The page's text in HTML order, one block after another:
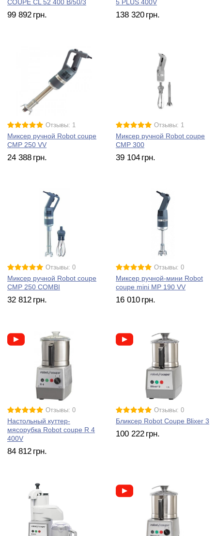
COUPE CL 52 400 B/50/3
99 892 грн.
5 PLUS 400V
138 320 грн.
Отзывы: 1
Миксер ручной Robot coupe
CMP 250 VV
24 388 грн.
Отзывы: 1
Миксер ручной Robot coupe
CMP 300
39 104 грн.
Отзывы: 0
Миксер ручной Robot coupe
CMP 250 COMBI
32 812 грн.
Отзывы: 0
Миксер ручной-мини Robot
coupe mini MP 190 VV
16 010 грн.
Отзывы: 0
Настольный куттер-
мясорубка Robot coupe R 4
400V
84 812 грн.
Отзывы: 0
Бликсер Robot Coupe Blixer 3
100 222 грн.